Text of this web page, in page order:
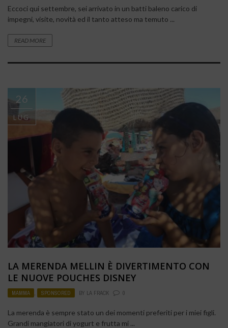
Eccoci qui settembre, sei arrivato in un batti baleno carico di
impegni, visite, novità ed il tanto atteso ma temuto ...
READ MORE
26
LUG
LA MERENDA MELLIN È DIVERTIMENTO CON
LE NUOVE POUCHES DISNEY
MAMMA SPONSORED BY LA FRACK 0
La merenda è sempre stato un dei momenti preferiti per i miei figli.
Grandi mangiatori di yogurt e frutta mi ...